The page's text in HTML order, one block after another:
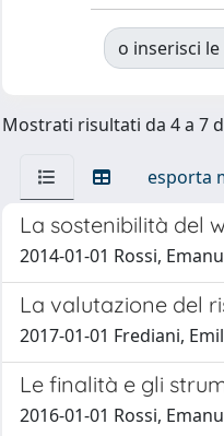
o inserisci
Mostrati risultati da 4 a 7
esporta
La sostenibilità del
2014-01-01 Rossi,
La valutazione del
2017-01-01 Frediani,
Le finalità e gli
2016-01-01 Rossi,